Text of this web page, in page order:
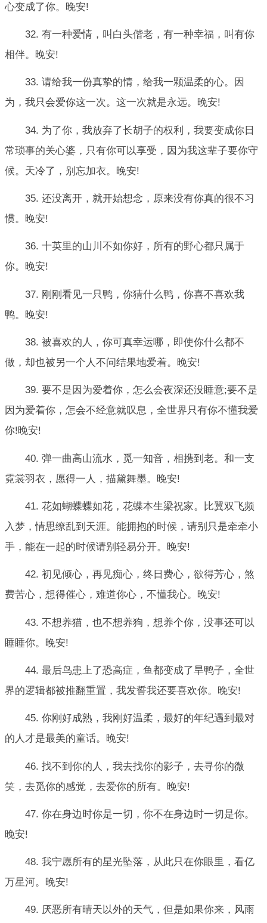
心变成了你。晚安!
32. 有一种爱情，叫白头偕老，有一种幸福，叫有你
相伴。晚安!
33. 请给我一份真挚的情，给我一颗温柔的心。因
为，我只会爱你这一次。这一次就是永远。晚安!
34. 为了你，我放弃了长胡子的权利，我要变成你日
常琐事的关心婆，只有你可以享受，因为我这辈子要你守
候。天冷了，别忘加衣。晚安!
35. 还没离开，就开始想念，原来没有你真的很不习
惯。晚安!
36. 十英里的山川不如你好，所有的野心都只属于
你。晚安!
37. 刚刚看见一只鸭，你猜什么鸭，你喜不喜欢我
鸭。晚安!
38. 被喜欢的人，你可真幸运哪，即使你什么都不
做，却也被另一个人不问结果地爱着。晚安!
39. 要不是因为爱着你，怎么会夜深还没睡意;要不是
因为爱着你，怎会不经意就叹息，全世界只有你不懂我爱
你!晚安!
40. 弹一曲高山流水，觅一知音，相携到老。和一支
霓裳羽衣，愿得一人，描黛舞墨。晚安!
41. 花如蝴蝶蝶如花，花蝶本生梁祝家。比翼双飞频
入梦，情思缭乱到天涯。能拥抱的时候，请别只是牵牵小
手，能在一起的时候请别轻易分开。晚安!
42. 初见倾心，再见痴心，终日费心，欲得芳心，煞
费苦心，想得催心，难道你心，不懂我心。晚安!
43. 不想养猫，也不想养狗，想养个你，没事还可以
睡睡你。晚安!
44. 最后鸟患上了恐高症，鱼都变成了旱鸭子，全世
界的逻辑都被推翻重置，我发誓我还要喜欢你。晚安!
45. 你刚好成熟，我刚好温柔，最好的年纪遇到最对
的人才是最美的童话。晚安!
46. 找不到你的人，我去找你的影子，去寻你的微
笑，去觅你的感觉，去爱你的所有。晚安!
47. 你在身边时你是一切，你不在身边时一切是你。
晚安!
48. 我宁愿所有的星光坠落，从此只在你眼里，看亿
万星河。晚安!
49. 厌恶所有晴天以外的天气，但是如果你来，风雨